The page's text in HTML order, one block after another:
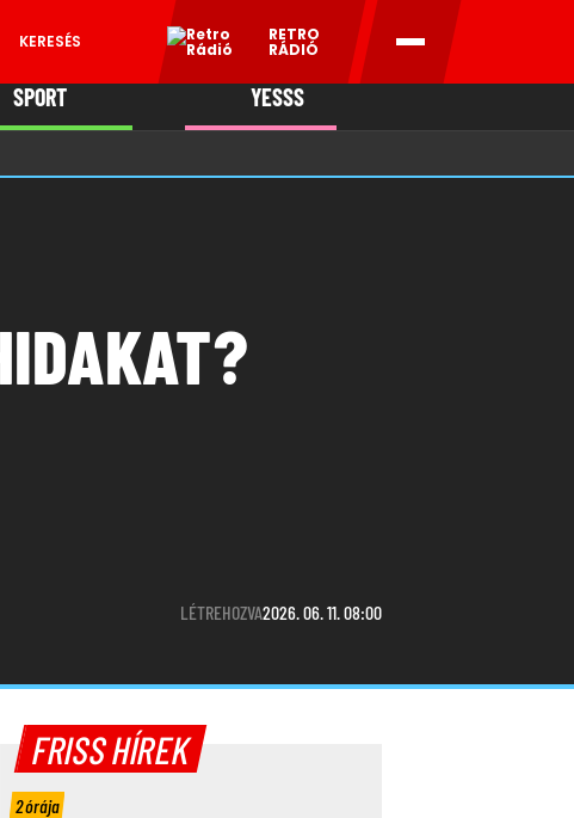
KERESÉS RETRO
RÁDIÓ
SPORT YESSS
LÉTREHOZVA2026. 06. 11. 08:00
FRISS HÍREK
2 órája